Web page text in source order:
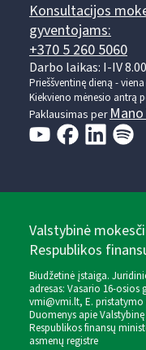
Konsultacijos
gyventojams:
+370 5 260 5060
Darbo laikas: I-IV
Prieššventinę dieną -
Kiekvieno mėnesio antrą
Paklausimas per
Valstybinė
Respublikos
Biudžetinė įstaiga.
adresas: Vasario 16-osios
vmi@vmi.lt, E. pristatymo
Duomenys apie
Respublikos finansų
asmenų registre